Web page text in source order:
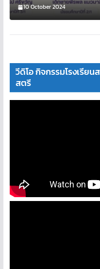
10 October 2024
วีดิโอ กิจกรรมโรงเรีย
สตรี